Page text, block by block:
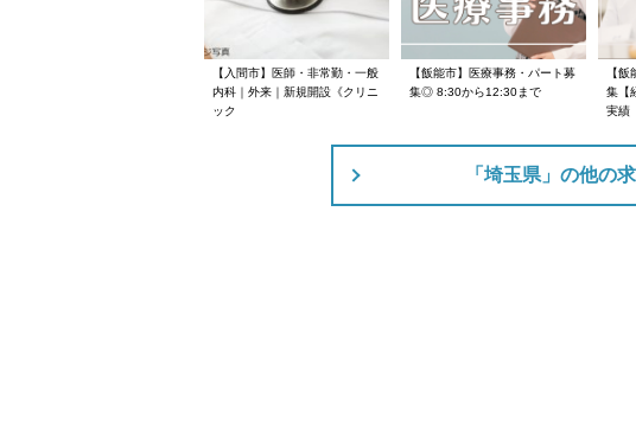
【入間市】医師・非常勤・一般
内科｜外来｜新規開設《クリニ
ック
【飯能市】医療事務・パート募
集◎ 8:30から12:30まで
【
集【
実績
「埼玉県」の他の